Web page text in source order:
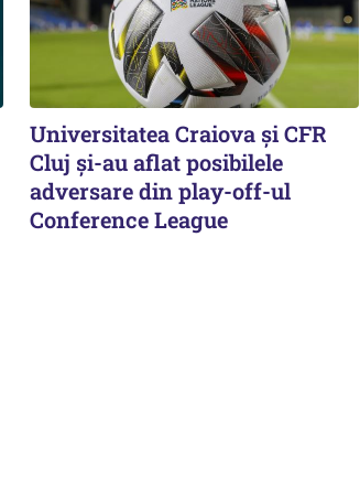
Universitatea Craiova și CFR
Cluj și-au aflat posibilele
adversare din play-off-ul
Conference League